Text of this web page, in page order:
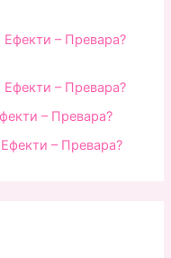
Ефекти – Превара?
Ефекти – Превара?
– Превара?
– Превара?